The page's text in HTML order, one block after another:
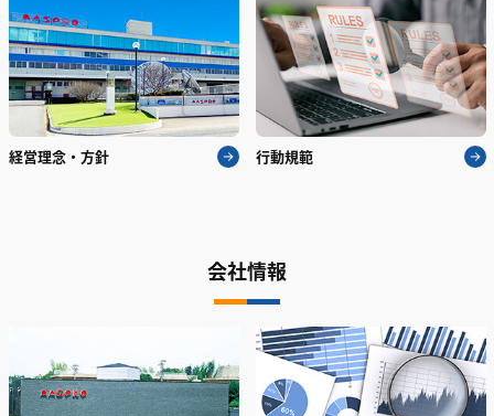
経営理念・方針 行動規範
会社情報